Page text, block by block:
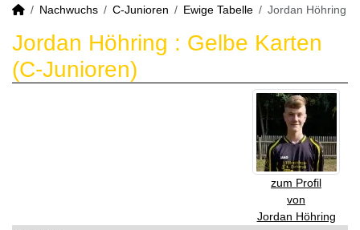
Nachwuchs C-Junioren Ewige Tabelle Jordan Höhring
Jordan Höhring : Gelbe Karten
(C-Junioren)
zum Profil
von
Jordan Höhring